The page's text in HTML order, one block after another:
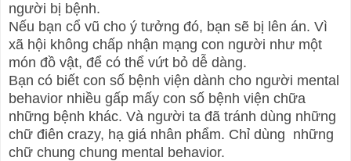
người bị bệnh.
Nếu bạn cổ vũ cho ý tưởng đó, bạn sẽ bị lên án. Vì
xã hội không chấp nhận mạng con người như một
món đồ vật, để có thể vứt bỏ dễ dàng.
Bạn có biết con số bệnh viện dành cho người mental
behavior nhiều gấp mấy con số bệnh viện chữa
những bệnh khác. Và người ta đã tránh dùng những
chữ điên crazy, hạ giá nhân phẩm. Chỉ dùng những
chữ chung chung mental behavior.